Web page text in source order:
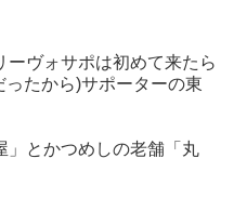
ヴォサポは初めて来たら
たから)サポーターの東
」とかつめしの老舗「丸